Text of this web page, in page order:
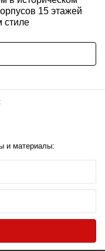
15 этажей
стиле
и материалы: